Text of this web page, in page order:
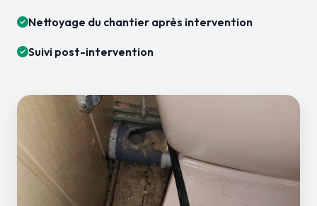
Nettoyage du chantier après intervention
Suivi post-intervention